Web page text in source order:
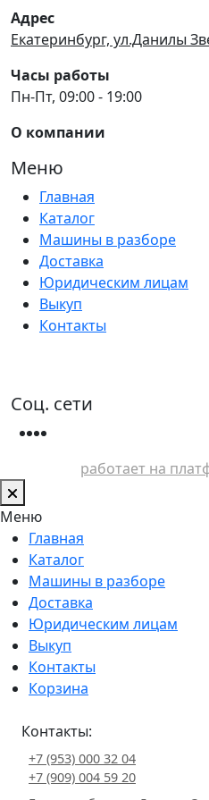
Адрес
Екатеринбург, ул.Данилы
Часы работы
Пн-Пт, 09:00 - 19:00
О компании
Меню
Главная
Каталог
Машины в разборе
Доставка
Юридическим лицам
Выкуп
Контакты
Соц. сети
работает на
Меню
Главная
Каталог
Машины в разборе
Доставка
Юридическим лицам
Выкуп
Контакты
Корзина
Контакты:
+7 (953) 000 32 04
+7 (909) 004 59 20